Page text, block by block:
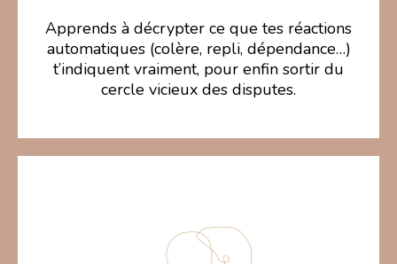
Apprends à décrypter ce que tes réactions
automatiques (colère, repli, dépendance…)
t’indiquent vraiment, pour enfin sortir du
cercle vicieux des disputes.